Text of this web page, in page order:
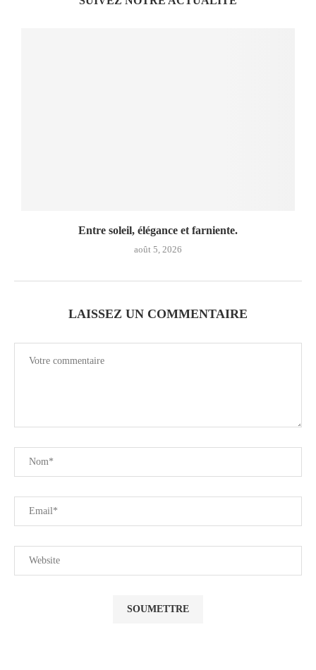
Entre soleil, élégance et farniente.
août 5, 2026
LAISSEZ UN COMMENTAIRE